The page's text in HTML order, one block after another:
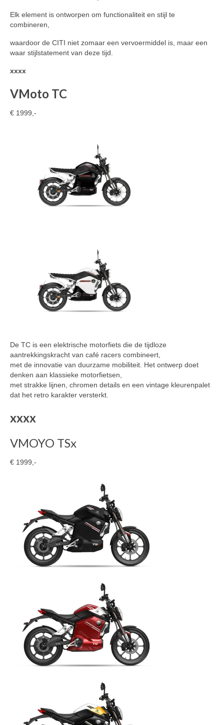
Elk element is ontworpen om functionaliteit en stijl te
combineren,
waardoor de CITI niet zomaar een vervoermiddel is, maar een
waar stijlstatement van deze tijd.
xxxx
VMoto TC
€ 1999,-
De TC is een elektrische motorfiets die de tijdloze
aantrekkingskracht van café racers combineert,
met de innovatie van duurzame mobiliteit. Het ontwerp doet
denken aan klassieke motorfietsen,
met strakke lijnen, chromen details en een vintage kleurenpalet
dat het retro karakter versterkt.
xxxx
VMOYO TSx
€ 1999,-